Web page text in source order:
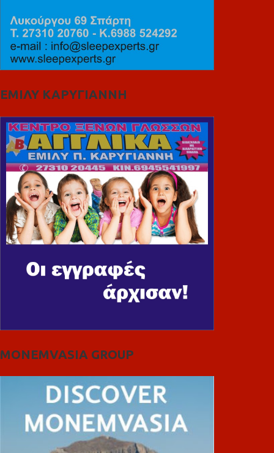
ΕΜΙΛΥ ΚΑΡΥΓΙΑΝΝΗ
MONEMVASIA GROUP